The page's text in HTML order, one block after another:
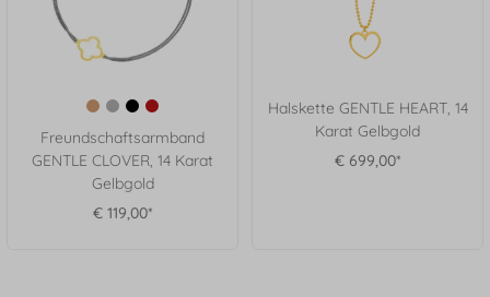
Freundschaftsarmband
GENTLE CLOVER, 14 Karat
Gelbgold
€ 119,00*
Halskette GENTLE HEART, 14
Karat Gelbgold
€ 699,00*